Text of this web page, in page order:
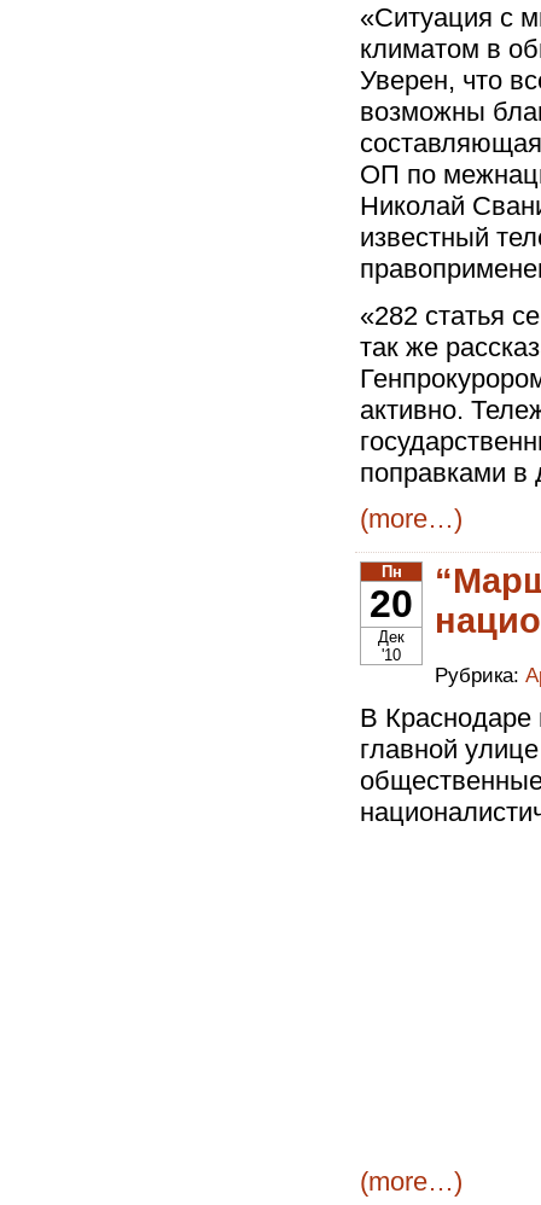
«Ситуация с
климатом в
Уверен, что
возможны
ОП по
Николай
известный
«282 статья
так же
активно.
поправками в
(more…)
Пн
20
Дек
'10
Рубрика:
В Краснодаре
главной
(more…)